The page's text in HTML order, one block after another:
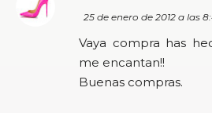
25 de enero de 2012 a las
Vaya compra has
me encantan!!
Buenas compras.